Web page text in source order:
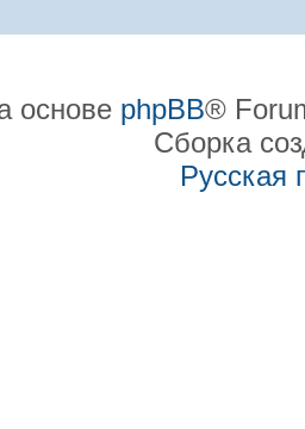
основе phpBB®
Сборка
Русская